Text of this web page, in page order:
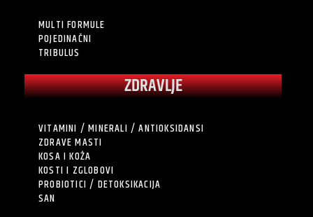
MULTI FORMULE
POJEDINAČNI
TRIBULUS
ZDRAVLJE
VITAMINI / MINERALI / ANTIOKSIDANSI
ZDRAVE MASTI
KOSA I KOŽA
KOSTI I ZGLOBOVI
PROBIOTICI / DETOKSIKACIJA
SAN